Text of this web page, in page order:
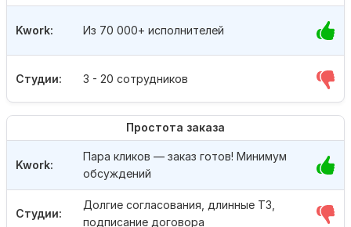
Студии: 3 - 20 сотрудников
Kwork: Из 70 000+ исполнителей
Простота заказа
Студии:
Долгие согласования, длинные ТЗ,
подписание договора
Kwork:
Пара кликов — заказ готов! Минимум
обсуждений